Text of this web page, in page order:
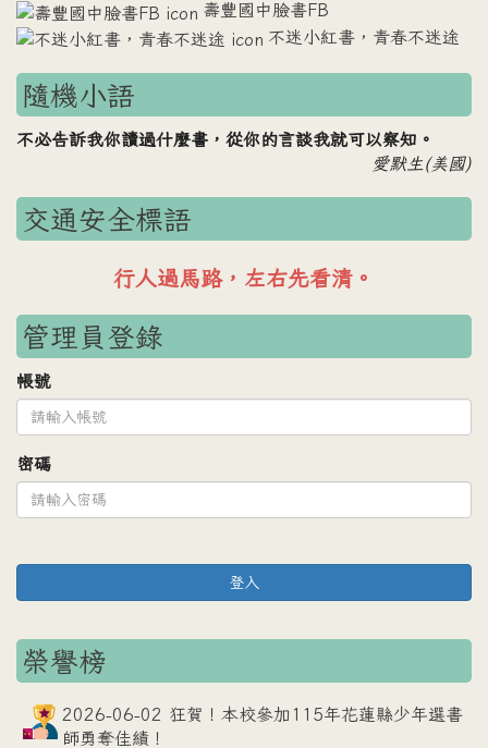
壽豐國中臉書FB
不迷小紅書，青春不迷途
隨機小語
不必告訴我你讀過什麼書，從你的言談我就可以察知。
愛默生(美國)
交通安全標語
車輛禮讓行人，行人安全過路。
管理員登錄
帳號
密碼
登入
榮譽榜
2026-06-02 狂賀！本校參加115年花蓮縣少年選書
師勇奪佳績！